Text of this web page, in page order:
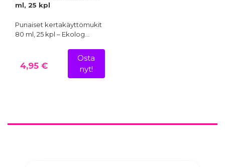
ml, 25 kpl
Punaiset kertakäyttömukit
80 ml, 25 kpl – Ekolog…
4,95 €
Osta
nyt!